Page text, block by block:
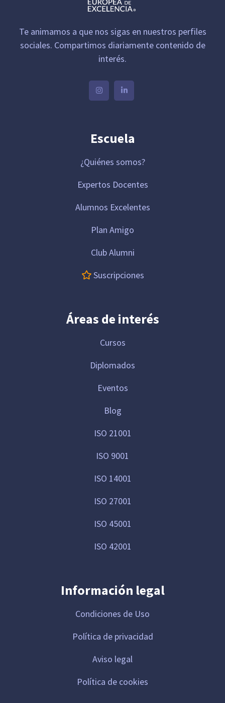
Te animamos a que nos sigas en nuestros perfiles
sociales. Compartimos diariamente contenido de
interés.
Escuela
¿Quiénes somos?
Expertos Docentes
Alumnos Excelentes
Plan Amigo
Club Alumni
Suscripciones
Áreas de interés
Cursos
Diplomados
Eventos
Blog
ISO 21001
ISO 9001
ISO 14001
ISO 27001
ISO 45001
ISO 42001
Información legal
Condiciones de Uso
Política de privacidad
Aviso legal
Política de cookies